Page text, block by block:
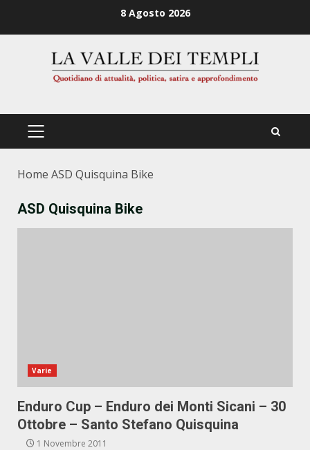
8 Agosto 2026
PRIMÄRES
Home ASD Quisquina Bike
ASD Quisquina Bike
Varie
Enduro Cup – Enduro dei Monti Sicani – 30
Ottobre – Santo Stefano Quisquina
1 Novembre 2011